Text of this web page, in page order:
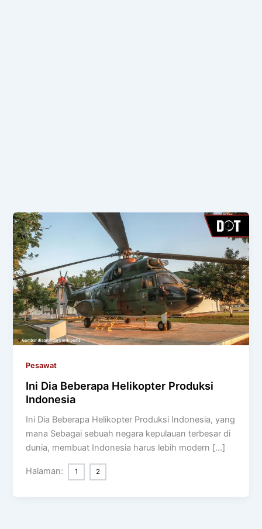
Pesawat
Ini Dia Beberapa Helikopter Produksi
Indonesia
Ini Dia Beberapa Helikopter Produksi Indonesia, yang
mana Sebagai sebuah negara kepulauan terbesar di
dunia, membuat Indonesia harus lebih modern […]
Halaman: 1 2